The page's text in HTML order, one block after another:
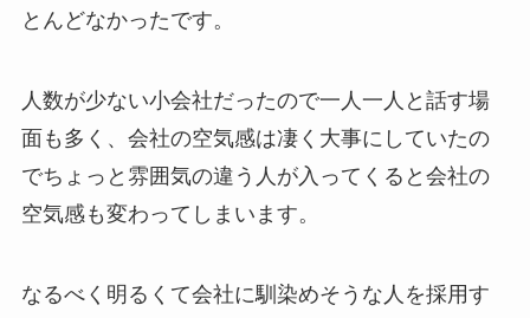
とんどなかったです。
人数が少ない小会社だったので一人一人と話す場
面も多く、会社の空気感は凄く大事にしていたの
でちょっと雰囲気の違う人が入ってくると会社の
空気感も変わってしまいます。
なるべく明るくて会社に馴染めそうな人を採用す